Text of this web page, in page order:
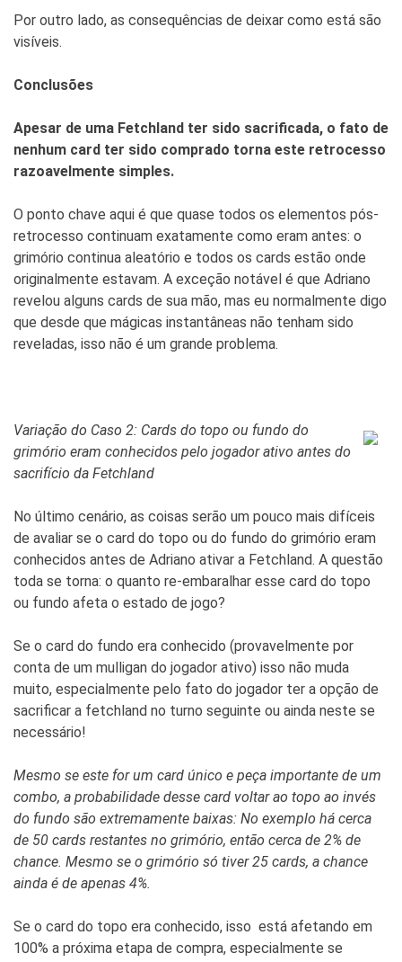
Por outro lado, as consequências de deixar como está são
visíveis.
Conclusões
Apesar de uma Fetchland ter sido sacrificada, o fato de
nenhum card ter sido comprado torna este retrocesso
razoavelmente simples.
O ponto chave aqui é que quase todos os elementos pós-
retrocesso continuam exatamente como eram antes: o
grimório continua aleatório e todos os cards estão onde
originalmente estavam. A exceção notável é que Adriano
revelou alguns cards de sua mão, mas eu normalmente digo
que desde que mágicas instantâneas não tenham sido
reveladas, isso não é um grande problema.
Variação do Caso 2: Cards do topo ou fundo do
grimório eram conhecidos pelo jogador ativo antes do
sacrifício da Fetchland
No último cenário, as coisas serão um pouco mais difíceis
de avaliar se o card do topo ou do fundo do grimório eram
conhecidos antes de Adriano ativar a Fetchland. A questão
toda se torna: o quanto re-embaralhar esse card do topo
ou fundo afeta o estado de jogo?
Se o card do fundo era conhecido (provavelmente por
conta de um mulligan do jogador ativo) isso não muda
muito, especialmente pelo fato do jogador ter a opção de
sacrificar a fetchland no turno seguinte ou ainda neste se
necessário!
Mesmo se este for um card único e peça importante de um
combo, a probabilidade desse card voltar ao topo ao invés
do fundo são extremamente baixas: No exemplo há cerca
de 50 cards restantes no grimório, então cerca de 2% de
chance. Mesmo se o grimório só tiver 25 cards, a chance
ainda é de apenas 4%.
Se o card do topo era conhecido, isso está afetando em
100% a próxima etapa de compra, especialmente se